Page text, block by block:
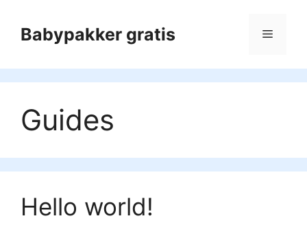
indholdBabypakker gratis Menu
Guides
Hello world!